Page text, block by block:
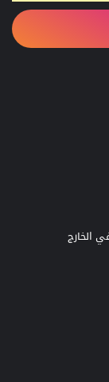
الخارج